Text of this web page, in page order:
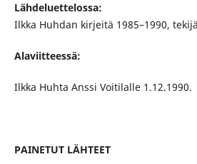
Lähdeluettelossa:
Ilkka Huhdan kirjeitä 1985–1990,
Alaviitteessä:
Ilkka Huhta Anssi Voitilalle 1.12.1990.
PAINETUT LÄHTEET